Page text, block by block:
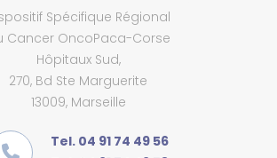
Spécifique Régional
Cancer OncoPaca-Corse
Hôpitaux Sud,
270, Bd Ste Marguerite
13009, Marseille
Tel. 04 91 74 49 56